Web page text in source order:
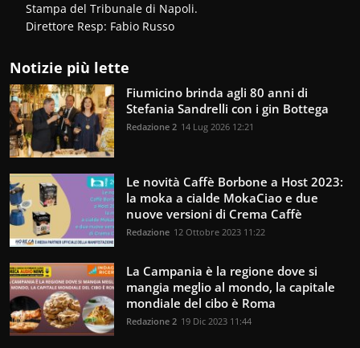
Stampa del Tribunale di Napoli.
Direttore Resp: Fabio Russo
Notizie più lette
Fiumicino brinda agli 80 anni di
Stefania Sandrelli con i gin Bottega
Redazione 2 14 Lug 2026 12:21
Le novità Caffè Borbone a Host 2023:
la moka a cialde MokaCiao e due
nuove versioni di Crema Caffè
Redazione 12 Ottobre 2023 11:22
La Campania è la regione dove si
mangia meglio al mondo, la capitale
mondiale del cibo è Roma
Redazione 2 19 Dic 2023 11:44